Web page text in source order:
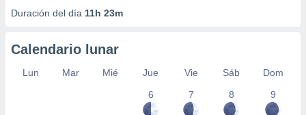
Duración del día 11h 23m
Calendario lunar
Lun Mar Mié Jue Vie Sáb
Dom
6
7 8 9